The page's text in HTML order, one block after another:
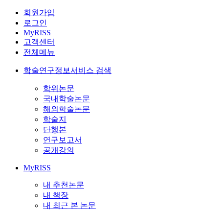
회원가입
로그인
MyRISS
고객센터
전체메뉴
학술연구정보서비스 검색
학위논문
국내학술논문
해외학술논문
학술지
단행본
연구보고서
공개강의
MyRISS
내 추천논문
내 책장
내 최근 본 논문